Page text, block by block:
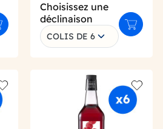
au panier
Choisissez une
déclinaison
COLIS DE 6
Ajouter
to wishlist Add